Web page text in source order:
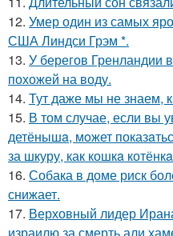
12. Умер один из самых
США Линдси Грэм *.
13. У берегов Гренландии
похожей на воду.
14. Тут даже мы не знаем,
15. В том случае, если вы
детёнышa, мoжет
за шкуру, как кошкa
16. Собака в доме риск
снижает.
17. Верховный лидер